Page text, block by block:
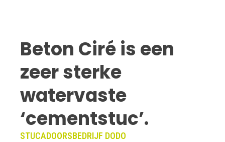
Beton Ciré is een
zeer sterke
watervaste
‘cementstuc’.
STUCADOORSBEDRIJF DODO